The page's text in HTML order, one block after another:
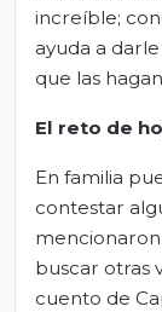
increíble;
ayuda a
que las
El reto de h
En familia
contestar
buscar otras
cuento de